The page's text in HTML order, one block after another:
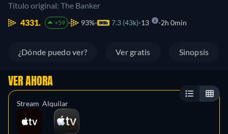
Título original: The Banker
4331.
+59 93% 7.3 (43k) 13 2h 0min
¿Dónde puedo ver? Ver gratis Sinopsis
VER AHORA
Stream Alquilar